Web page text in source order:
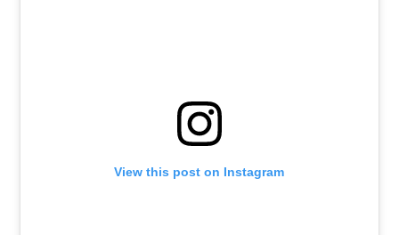
View this post on Instagram